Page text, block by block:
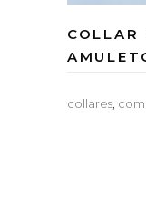
COLLAR
collares,